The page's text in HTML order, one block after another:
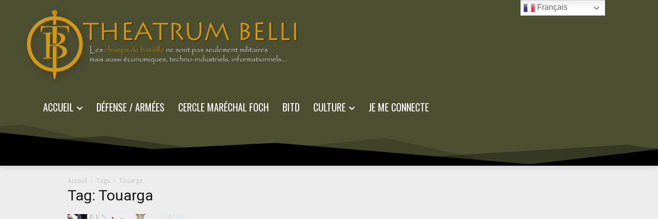
ACCUEIL DÉFENSE / ARMÉES CERCLE MARÉCHAL FOCH BITD CULTURE JE ME CONNECTE
Accueil Tags Touarga
Tag: Touarga
Français